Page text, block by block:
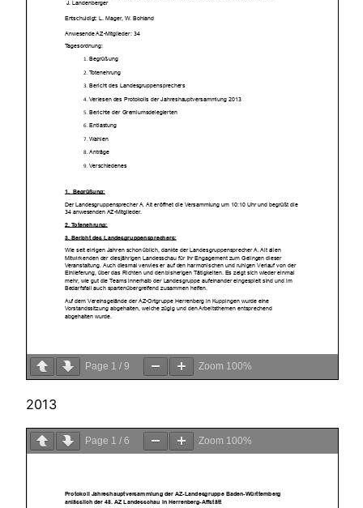
Page 1 / 9 Zoom 100%
2013
Page 1 / 6 Zoom 100%